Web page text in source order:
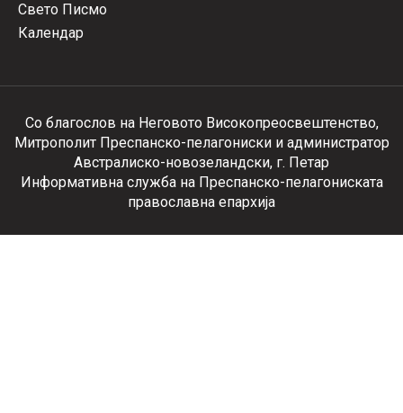
Свето Писмо
Календар
Со благослов на Неговото Високопреосвештенство,
Митрополит Преспанско-пелагониски и администратор
Австралиско-новозеландски, г. Петар
Информативна служба на Преспанско-пелагониската
православна епархија